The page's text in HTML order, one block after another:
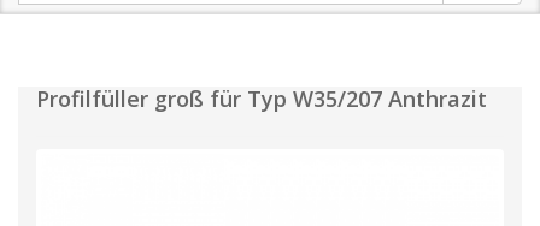
Profilfüller groß für Typ W35/207 Anthrazit